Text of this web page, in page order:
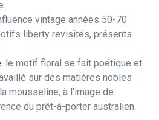
vintage années 50-70
liberty revisités, présents
: le motif floral se fait poétique et
sur des matières nobles
mousseline, à l’image de
du prêt-à-porter australien.